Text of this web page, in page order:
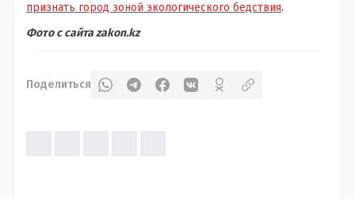
признать город зоной экологического бедствия.
Фото с сайта zakon.kz
Поделиться